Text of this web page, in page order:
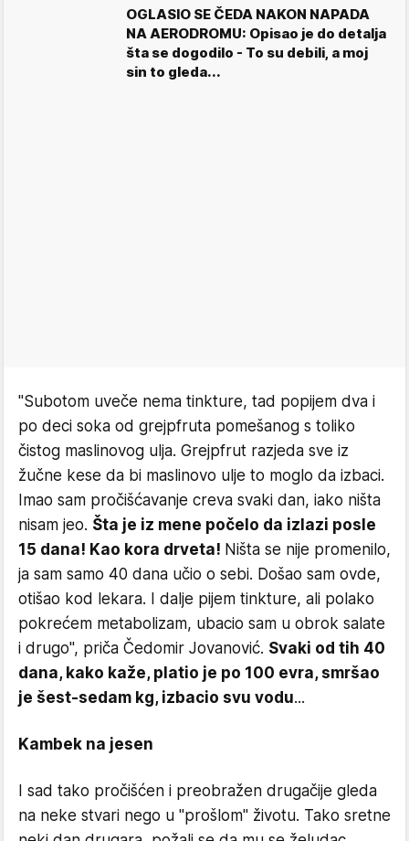
OGLASIO SE ČEDA NAKON NAPADA
NA AERODROMU: Opisao je do detalja
šta se dogodilo - To su debili, a moj
sin to gleda...
"Subotom uveče nema tinkture, tad popijem dva i
po deci soka od grejpfruta pomešanog s toliko
čistog maslinovog ulja. Grejpfrut razjeda sve iz
žučne kese da bi maslinovo ulje to moglo da izbaci.
Imao sam pročišćavanje creva svaki dan, iako ništa
nisam jeo. Šta je iz mene počelo da izlazi posle
15 dana! Kao kora drveta! Ništa se nije promenilo,
ja sam samo 40 dana učio o sebi. Došao sam ovde,
otišao kod lekara. I dalje pijem tinkture, ali polako
pokrećem metabolizam, ubacio sam u obrok salate
i drugo", priča Čedomir Jovanović. Svaki od tih 40
dana, kako kaže, platio je po 100 evra, smršao
je šest-sedam kg, izbacio svu vodu...
Kambek na jesen
I sad tako pročišćen i preobražen drugačije gleda
na neke stvari nego u "prošlom" životu. Tako sretne